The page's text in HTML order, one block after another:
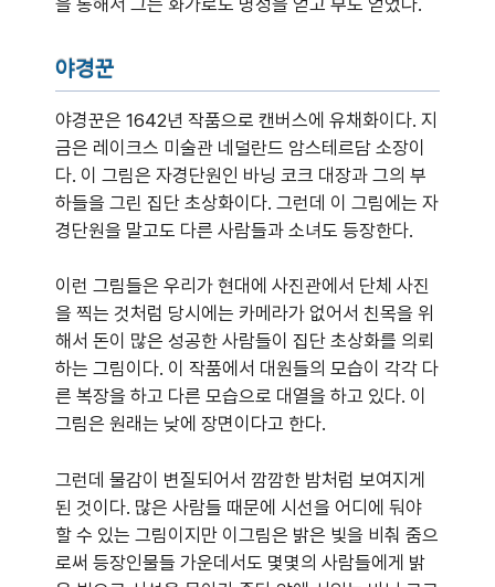
야경꾼
야경꾼은 1642년 작품으로 캔버스에 유채화이다. 지
금은 레이크스 미술관 네덜란드 암스테르담 소장이
다. 이 그림은 자경단원인 바닝 코크 대장과 그의 부
하들을 그린 집단 초상화이다. 그런데 이 그림에는 자
경단원을 말고도 다른 사람들과 소녀도 등장한다.
이런 그림들은 우리가 현대에 사진관에서 단체 사진
을 찍는 것처럼 당시에는 카메라가 없어서 친목을 위
해서 돈이 많은 성공한 사람들이 집단 초상화를 의뢰
하는 그림이다. 이 작품에서 대원들의 모습이 각각 다
른 복장을 하고 다른 모습으로 대열을 하고 있다. 이
그림은 원래는 낮에 장면이다고 한다.
그런데 물감이 변질되어서 깜깜한 밤처럼 보여지게
된 것이다. 많은 사람들 때문에 시선을 어디에 둬야
할 수 있는 그림이지만 이그림은 밝은 빛을 비춰 줌으
로써 등장인물들 가운데서도 몇몇의 사람들에게 밝